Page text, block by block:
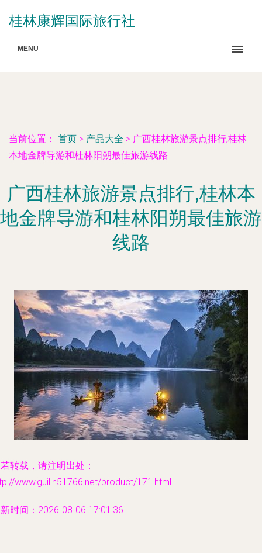
桂林康辉国际旅行社
MENU
当前位置： 首页 > 产品大全 > 广西桂林旅游景点排行,桂林
本地金牌导游和桂林阳朔最佳旅游线路
广西桂林旅游景点排行,桂林本
地金牌导游和桂林阳朔最佳旅游
线路
转载，请注明出处：
www.guilin51766.net/product/171.html
时间：2026-08-06 17:01:36